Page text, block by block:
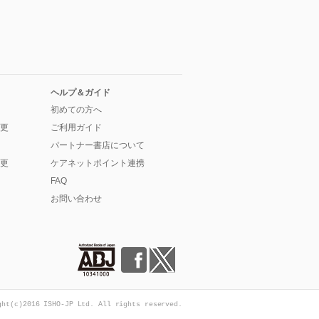
ヘルプ＆ガイド
初めての方へ
ご利用ガイド
パートナー書店について
ケアネットポイント連携
FAQ
お問い合わせ
ISHO-JP Ltd. All rights reserved.